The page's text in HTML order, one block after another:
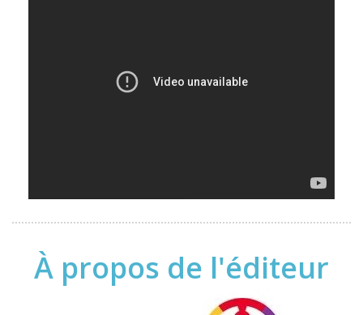
À propos de l'éditeur